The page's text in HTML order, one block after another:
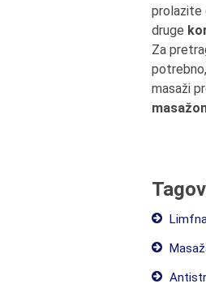
prolazite
druge
Za
masaži